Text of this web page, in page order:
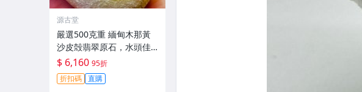
源古堂
嚴選500克重 緬甸木那黃
沙皮殻翡翠原石，水頭佳
種水化開，肉質細膩強壓
手感，皮殼完整，適合打
造手鐲、把件及牌子，天
$ 6,160 95折
折扣碼 直購